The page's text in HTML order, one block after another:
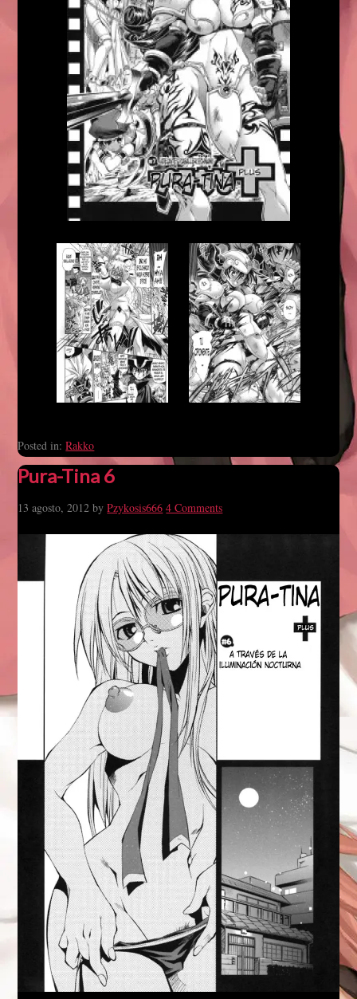
Posted in:Rakko
Pura-Tina 6
13 agosto, 2012 byPzykosis666 4 Comments